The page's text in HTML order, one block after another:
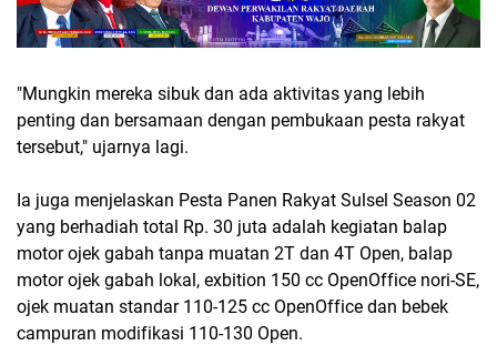
"Mungkin mereka sibuk dan ada aktivitas yang lebih
penting dan bersamaan dengan pembukaan pesta rakyat
tersebut," ujarnya lagi.
Ia juga menjelaskan Pesta Panen Rakyat Sulsel Season 02
yang berhadiah total Rp. 30 juta adalah kegiatan balap
motor ojek gabah tanpa muatan 2T dan 4T Open, balap
motor ojek gabah lokal, exbition 150 cc OpenOffice nori-SE,
ojek muatan standar 110-125 cc OpenOffice dan bebek
campuran modifikasi 110-130 Open.